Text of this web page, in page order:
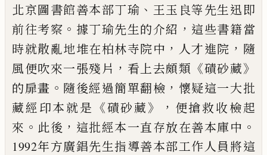
北京圖書館善本部丁瑜 、 王玉良等先生迅即
前往考察 。 據丁瑜先生的介紹 ， 這些書籍當
時就散亂地堆在柏林寺院中 ， 人才進院 ， 隨
風便吹來一張殘片 ， 看上去頗類 《磧砂藏》
的扉畫 。 隨後經過簡單翻檢 ， 懷疑這一大批
藏經印本就是 《磧砂藏》， 便搶救收檢起
來 。 此後 ， 這批經本一直存放在善本庫中 。
1992年方廣錩先生指導善本部工作人員將這